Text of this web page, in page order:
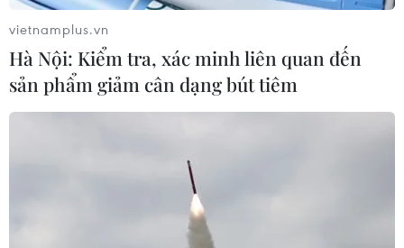
vietnamplus.vn
Hà Nội: Kiểm tra, xác minh liên quan đến
sản phẩm giảm cân dạng bút tiêm